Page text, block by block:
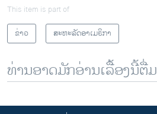
This item is part of
ຂ່າວ
ສະຫະລັດອາເມຣິກາ
ທ່ານອາດມັກອ່ານເລື້ອງນີ້ຕື່ມ